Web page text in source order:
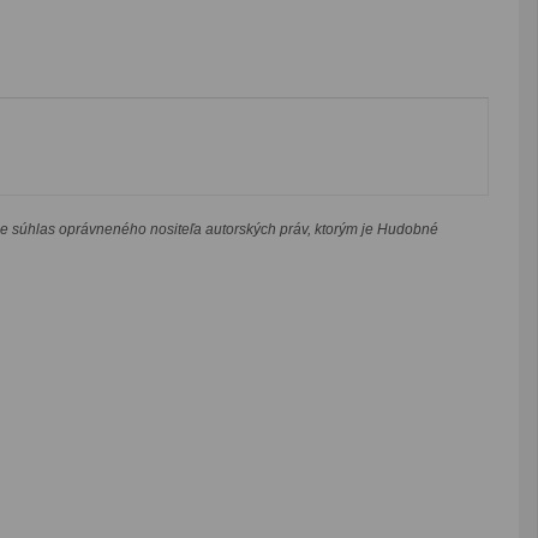
súhlas oprávneného nositeľa autorských práv, ktorým je Hudobné